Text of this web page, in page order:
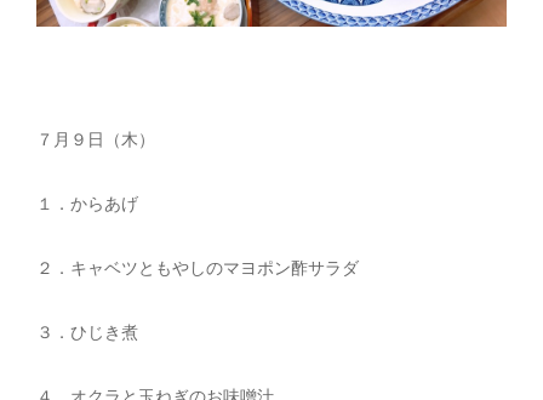
７月９日（木）
１．からあげ
２．キャベツともやしのマヨポン酢サラダ
３．ひじき煮